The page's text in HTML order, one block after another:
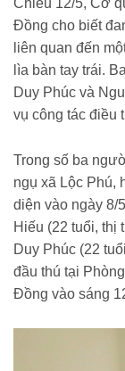
Chiều 12/5, Cơ
Đồng cho biết
liên quan đến
lìa bàn tay trái.
Duy Phúc và
vụ công tác điều
Trong số ba
ngụ xã Lộc Phú,
diện vào ngày 8/
Hiếu (22 tuổi, thị
Duy Phúc (22
đầu thú tại
Đồng vào sáng